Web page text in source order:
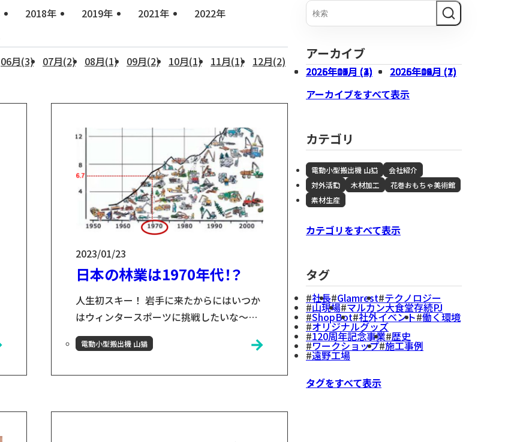
素材生産
電動小型搬出機 山猫
小友木材店とは？
2018年 2019年 2021年
2022年
06月(3) 07月(2) 08月(1) 09月(2) 10月(1) 11月(1)
12月(2)
2023/01/23
日本の林業は1970年代！？
人生初スキー！ 岩手に来たからにはいつか
はウィンタースポーツに挑戦したいな～と
ひそかに思っていたところ、地元の方に連
れられ念願のスキー場へ！！ 小学1年生に
電動小型搬出機 山猫
アーカイブ
2026年07月 (3) 2026年06月 (1)
2026年05月 (1) 2026年04月 (1)
2026年03月 (1) 2026年02月 (2)
2026年01月 (4) 2025年12月 (2)
2025年10月 (2)
2025年09月 (7)
アーカイブをすべて表示
カテゴリ
電動小型搬出機 山猫
会社紹介
対外活動
木材加工
花巻おもちゃ美術館
素材生産
カテゴリをすべて表示
タグ
社長 Glamrest テクノロジー
山現場 マルカン大食堂存続PJ
ShopBot 社外イベント 働く環境
オリジナルグッズ
120周年記念事業 歴史
ワークショップ 施工事例
遠野工場
タグをすべて表示